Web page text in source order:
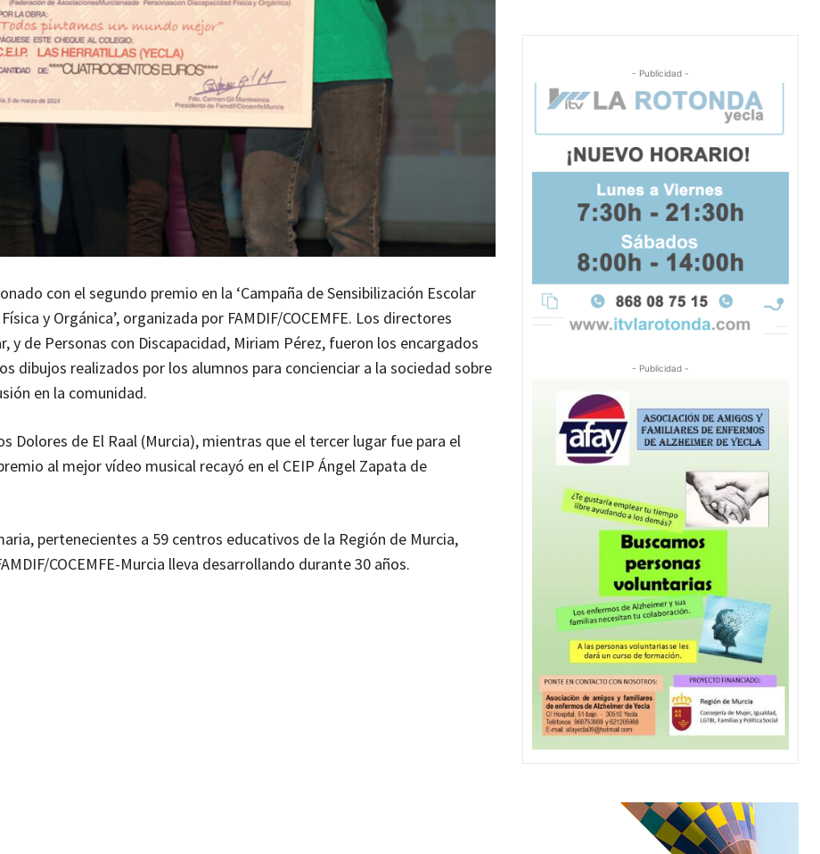
con el segundo premio en la ‘Campaña de Sensibilización Escolar
y Orgánica’, organizada por FAMDIF/COCEMFE. Los directores
y de Personas con Discapacidad, Miriam Pérez, fueron los encargados
dibujos realizados por los alumnos para concienciar a la sociedad sobre
en la comunidad.
Dolores de El Raal (Murcia), mientras que el tercer lugar fue para el
al mejor vídeo musical recayó en el CEIP Ángel Zapata de
pertenecientes a 59 centros educativos de la Región de Murcia,
COCEMFE-Murcia lleva desarrollando durante 30 años.
- Publicidad -
- Publicidad -